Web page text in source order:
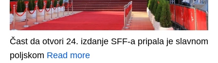
Čast da otvori 24. izdanje SFF-a pripala je slavnom
poljskom Read more